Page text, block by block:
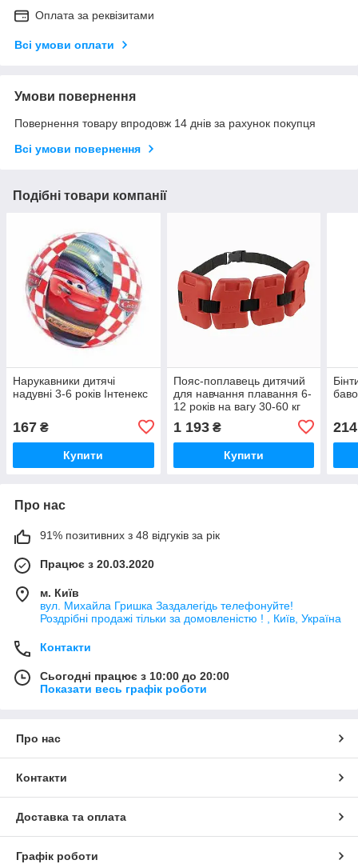
Оплата за реквізитами
Всі умови оплати
Умови повернення
Повернення товару впродовж 14 днів за рахунок покупця
Всі умови повернення
Подібні товари компанії
Нарукавники дитячі
надувні 3-6 років Інтенекс
167 ₴
Купити
Пояс-поплавець дитячий
для навчання плавання 6-
12 років на вагу 30-60 кг
1 193₴
Купити
214
Про нас
91% позитивних з 48 відгуків за рік
Працює з 20.03.2020
м. Київ
вул. Михайла Гришка Заздалегiдь телефонуйте!
Роздрібні продажі тiльки за домовленістю ! , Київ, Україна
Контакти
Сьогодні працює з 10:00 до 20:00
Показати весь графік роботи
Про нас
Контакти
Доставка та оплата
Графік роботи